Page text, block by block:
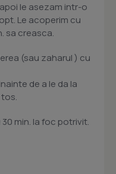
le asezam intr-o
Le acoperim cu
sa creasca.
(sau zaharul ) cu
de a le da la
min. la foc potrivit.